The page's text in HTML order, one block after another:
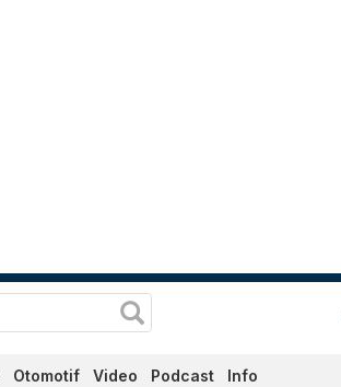
Otomotif Video Podcast Info